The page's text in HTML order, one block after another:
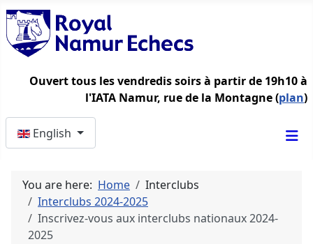
Ouvert tous les vendredis soirs à partir de 19h10 à
l'IATA Namur, rue de la Montagne (plan)
English
You are here: Home
Interclubs
Interclubs 2024-2025
Inscrivez-vous aux interclubs nationaux 2024-
2025